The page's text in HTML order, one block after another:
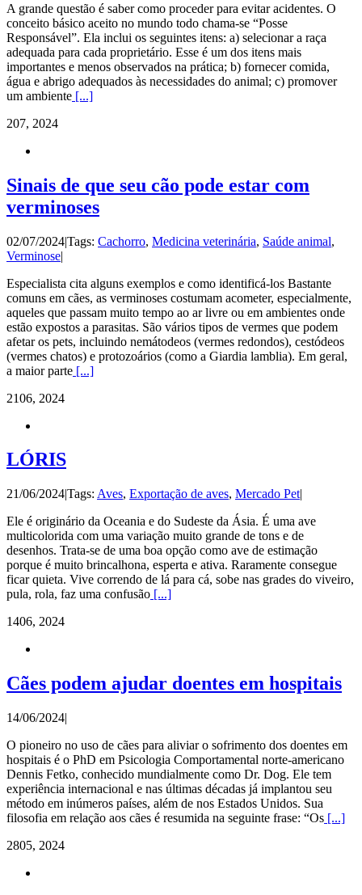
A grande questão é saber como proceder para evitar acidentes. O
conceito básico aceito no mundo todo chama-se “Posse
Responsável”. Ela inclui os seguintes itens: a) selecionar a raça
adequada para cada proprietário. Esse é um dos itens mais
importantes e menos observados na prática; b) fornecer comida,
água e abrigo adequados às necessidades do animal; c) promover
um ambiente [...]
207, 2024
Sinais de que seu cão pode estar com
verminoses
02/07/2024|Tags: Cachorro, Medicina veterinária, Saúde animal,
Verminose|
Especialista cita alguns exemplos e como identificá-los Bastante
comuns em cães, as verminoses costumam acometer, especialmente,
aqueles que passam muito tempo ao ar livre ou em ambientes onde
estão expostos a parasitas. São vários tipos de vermes que podem
afetar os pets, incluindo nemátodeos (vermes redondos), cestódeos
(vermes chatos) e protozoários (como a Giardia lamblia). Em geral,
a maior parte [...]
2106, 2024
LÓRIS
21/06/2024|Tags: Aves, Exportação de aves, Mercado Pet|
Ele é originário da Oceania e do Sudeste da Ásia. É uma ave
multicolorida com uma variação muito grande de tons e de
desenhos. Trata-se de uma boa opção como ave de estimação
porque é muito brincalhona, esperta e ativa. Raramente consegue
ficar quieta. Vive correndo de lá para cá, sobe nas grades do viveiro,
pula, rola, faz uma confusão [...]
1406, 2024
Cães podem ajudar doentes em hospitais
14/06/2024|
O pioneiro no uso de cães para aliviar o sofrimento dos doentes em
hospitais é o PhD em Psicologia Comportamental norte-americano
Dennis Fetko, conhecido mundialmente como Dr. Dog. Ele tem
experiência internacional e nas últimas décadas já implantou seu
método em inúmeros países, além de nos Estados Unidos. Sua
filosofia em relação aos cães é resumida na seguinte frase: “Os [...]
2805, 2024